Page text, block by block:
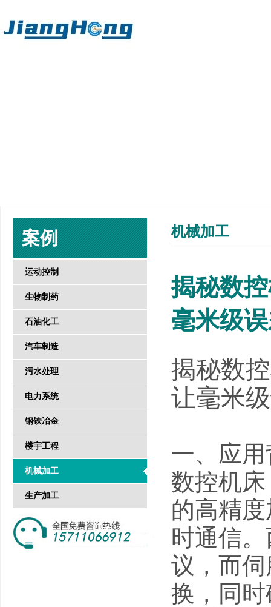
案例
运动控制
生物制药
石油化工
汽车制造
污水处理
电力系统
钢铁冶金
楼宇工程
机械加工
生产加工
机械加工
揭秘数
毫米级
揭秘数
让毫米
一、应
数控机
的高精
时通信
议，而
换，同